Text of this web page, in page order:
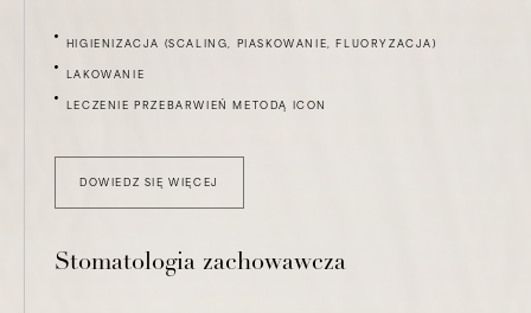
HIGIENIZACJA (SCALING, PIASKOWANIE, FLUORYZACJA)
LAKOWANIE
LECZENIE PRZEBARWIEŃ METODĄ ICON
DOWIEDZ SIĘ WIĘCEJ
Stomatologia zachowawcza